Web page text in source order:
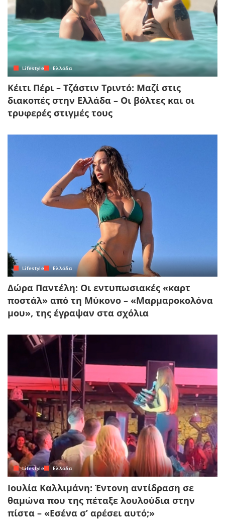
Lifestyle Ελλάδα
Κέιτι Πέρι – Τζάστιν Τριντό: Μαζί στις
διακοπές στην Ελλάδα – Οι βόλτες και οι
τρυφερές στιγμές τους
Lifestyle Ελλάδα
Δώρα Παντέλη: Οι εντυπωσιακές «καρτ
ποστάλ» από τη Μύκονο – «Μαρμαροκολόνα
μου», της έγραψαν στα σχόλια
Lifestyle Ελλάδα
Ιουλία Καλλιμάνη: Έντονη αντίδραση σε
θαμώνα που της πέταξε λουλούδια στην
πίστα – «Εσένα σ’ αρέσει αυτό;»